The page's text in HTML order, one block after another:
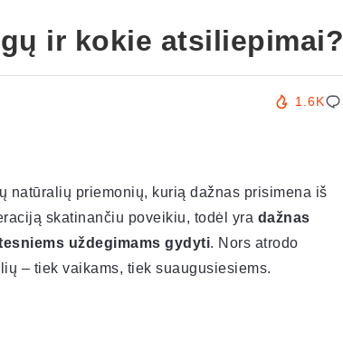
ir kokie atsiliepimai?
1.6K
natūralių priemonių, kurią dažnas prisimena iš
skatinančiu poveikiu, todėl yra dažnas
uždegimams gydyti. Nors atrodo
– tiek vaikams, tiek suaugusiesiems.